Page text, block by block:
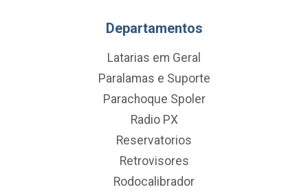
Departamentos
Latarias em Geral
Paralamas e Suporte
Parachoque Spoler
Radio PX
Reservatorios
Retrovisores
Rodocalibrador